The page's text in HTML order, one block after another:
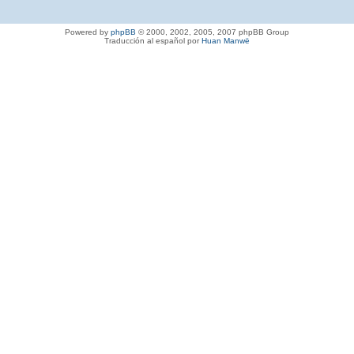
Powered by phpBB © 2000, 2002, 2005, 2007 phpBB Group
Traducción al español porHuan Manwë